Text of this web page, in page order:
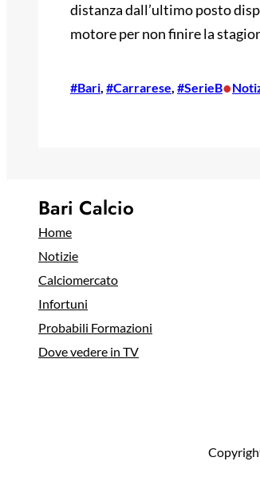
distanza dall’ultimo posto
motore per non finire la
#Bari, #Carrarese, #SerieB•
Bari Calcio
Home
Notizie
Calciomercato
Infortuni
Probabili Formazioni
Dove vedere in TV